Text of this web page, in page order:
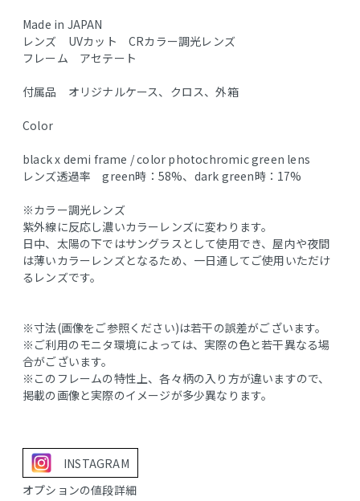
Made in JAPAN
レンズ UVカット CRカラー調光レンズ
フレーム アセテート
付属品 オリジナルケース、クロス、外箱
Color
black x demi frame / color photochromic green lens
レンズ透過率 green時：58%、dark green時：17%
※カラー調光レンズ
紫外線に反応し濃いカラーレンズに変わります。
日中、太陽の下ではサングラスとして使用でき、屋内や夜間
は薄いカラーレンズとなるため、一日通してご使用いただけ
るレンズです。
※寸法(画像をご参照ください)は若干の誤差がございます。
※ご利用のモニタ環境によっては、実際の色と若干異なる場
合がございます。
※このフレームの特性上、各々柄の入り方が違いますので、
掲載の画像と実際のイメージが多少異なります。
INSTAGRAM
オプションの値段詳細